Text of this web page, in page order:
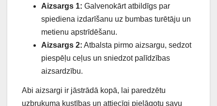
Aizsargs 1: Galvenokārt atbildīgs par
spiediena izdarīšanu uz bumbas turētāju un
metienu apstrīdēšanu.
Aizsargs 2: Atbalsta pirmo aizsargu, sedzot
piespēļu ceļus un sniedzot palīdzības
aizsardzību.
Abi aizsargi ir jāstrādā kopā, lai paredzētu
uzbrukuma kustības un attiecīgi pielāgotu savu